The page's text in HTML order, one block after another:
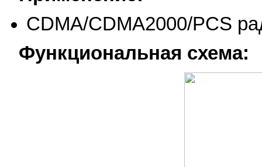
CDMA/CDMA2000/PCS
Функциональная схема: